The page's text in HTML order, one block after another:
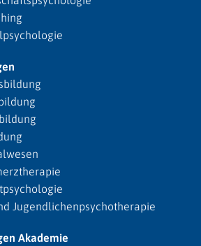
Jugendlichenpsychotherapie
Akademie